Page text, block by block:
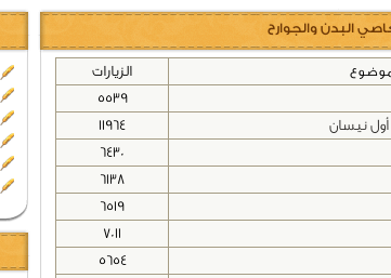
البدن والجوارح
الزيارات
5539
نيسان
11964
6430
6138
6519
7011
5654